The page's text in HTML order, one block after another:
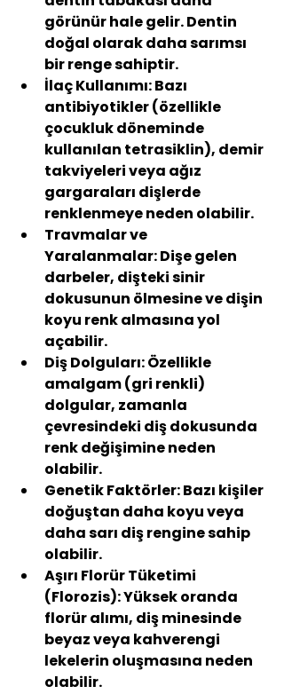
görünür hale gelir. Dentin
doğal olarak daha sarımsı
bir renge sahiptir.
İlaç Kullanımı: Bazı
antibiyotikler (özellikle
çocukluk döneminde
kullanılan tetrasiklin), demir
takviyeleri veya ağız
gargaraları dişlerde
renklenmeye neden olabilir.
Travmalar ve
Yaralanmalar: Dişe gelen
darbeler, dişteki sinir
dokusunun ölmesine ve dişin
koyu renk almasına yol
açabilir.
Diş Dolguları: Özellikle
amalgam (gri renkli)
dolgular, zamanla
çevresindeki diş dokusunda
renk değişimine neden
olabilir.
Genetik Faktörler: Bazı kişiler
doğuştan daha koyu veya
daha sarı diş rengine sahip
olabilir.
Aşırı Florür Tüketimi
(Florozis): Yüksek oranda
florür alımı, diş minesinde
beyaz veya kahverengi
lekelerin oluşmasına neden
olabilir.